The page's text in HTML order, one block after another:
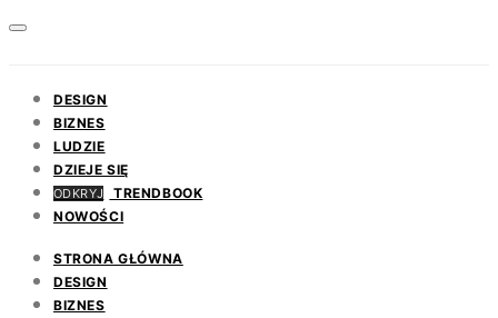
DESIGN
BIZNES
LUDZIE
DZIEJE SIĘ
ODKRYJ
TRENDBOOK
NOWOŚCI
STRONA GŁÓWNA
DESIGN
BIZNES